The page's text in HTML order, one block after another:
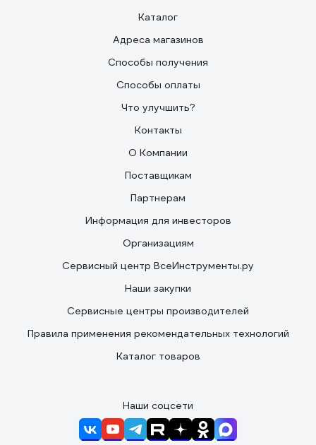
Каталог
Адреса магазинов
Способы получения
Способы оплаты
Что улучшить?
Контакты
О Компании
Поставщикам
Партнерам
Информация для инвесторов
Организациям
Сервисный центр ВсеИнструменты.ру
Наши закупки
Сервисные центры производителей
Правила применения рекомендательных технологий
Каталог товаров
Наши соцсети